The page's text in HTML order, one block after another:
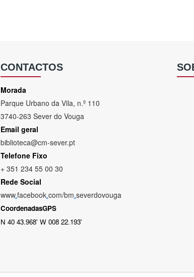
CONTACTOS
Morada
Parque Urbano da Vila, n.º 110
3740-263 Sever do Vouga
Email geral
biblioteca@cm-sever.pt
Telefone Fixo
+ 351 234 55 00 30
Rede Social
www.facebook.com/bm.severdovouga
CoordenadasGPS
N 40 43.968' W 008 22.193'